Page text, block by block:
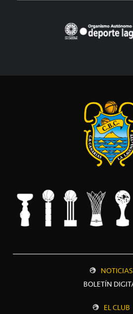
NOTICIAS
BOLETÍN
EL CLUB